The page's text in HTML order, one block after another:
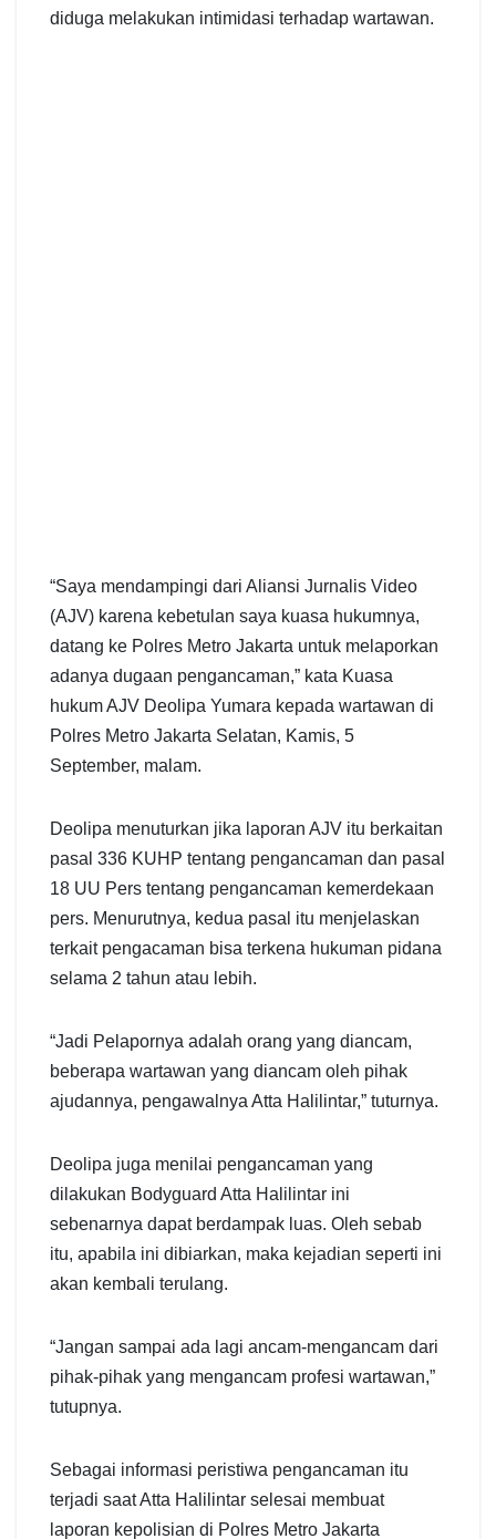
diduga melakukan intimidasi terhadap wartawan.
“Saya mendampingi dari Aliansi Jurnalis Video
(AJV) karena kebetulan saya kuasa hukumnya,
datang ke Polres Metro Jakarta untuk melaporkan
adanya dugaan pengancaman,” kata Kuasa
hukum AJV Deolipa Yumara kepada wartawan di
Polres Metro Jakarta Selatan, Kamis, 5
September, malam.
Deolipa menuturkan jika laporan AJV itu berkaitan
pasal 336 KUHP tentang pengancaman dan pasal
18 UU Pers tentang pengancaman kemerdekaan
pers. Menurutnya, kedua pasal itu menjelaskan
terkait pengacaman bisa terkena hukuman pidana
selama 2 tahun atau lebih.
“Jadi Pelapornya adalah orang yang diancam,
beberapa wartawan yang diancam oleh pihak
ajudannya, pengawalnya Atta Halilintar,” tuturnya.
Deolipa juga menilai pengancaman yang
dilakukan Bodyguard Atta Halilintar ini
sebenarnya dapat berdampak luas. Oleh sebab
itu, apabila ini dibiarkan, maka kejadian seperti ini
akan kembali terulang.
“Jangan sampai ada lagi ancam-mengancam dari
pihak-pihak yang mengancam profesi wartawan,”
tutupnya.
Sebagai informasi peristiwa pengancaman itu
terjadi saat Atta Halilintar selesai membuat
laporan kepolisian di Polres Metro Jakarta